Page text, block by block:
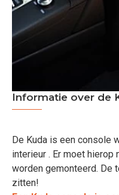
Informatie over de
De Kuda is een console
interieur . Er moet
worden gemonteerd. De
zitten!